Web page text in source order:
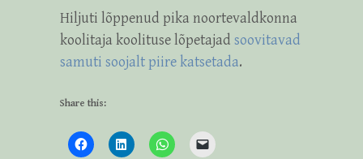
Hiljuti lõppenud pika noortevaldkonna
koolitaja koolituse lõpetajad soovitavad
samuti soojalt piire katsetada.
Share this: